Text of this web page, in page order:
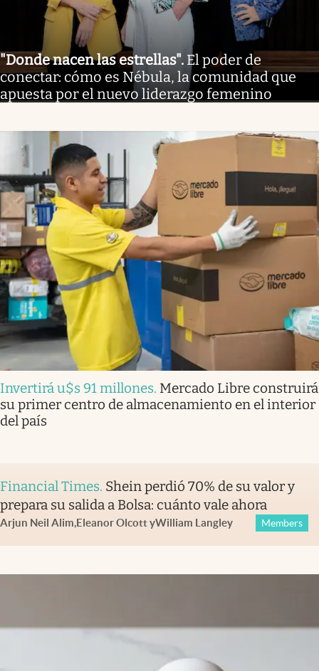
"Donde nacen las estrellas". El poder de
conectar: cómo es Nébula, la comunidad que
apuesta por el nuevo liderazgo femenino
Invertirá u$s 91 millones. Mercado Libre construirá
su primer centro de almacenamiento en el interior
del país
Financial Times. Shein perdió 70% de su valor y
prepara su salida a Bolsa: cuánto vale ahora
Arjun Neil Alim,Eleanor OlcottyWilliam Langley Members